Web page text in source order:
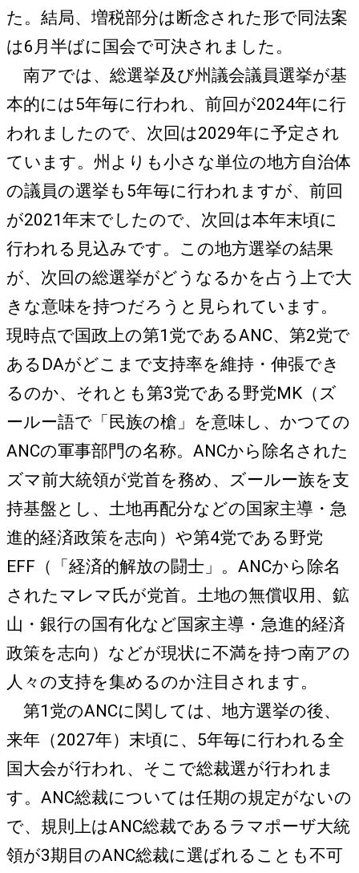
た。結局、増税部分は断念された形で同法案
は6月半ばに国会で可決されました。
南アでは、総選挙及び州議会議員選挙が基
本的には5年毎に行われ、前回が2024年に行
われましたので、次回は2029年に予定され
ています。州よりも小さな単位の地方自治体
の議員の選挙も5年毎に行われますが、前回
が2021年末でしたので、次回は本年末頃に
行われる見込みです。この地方選挙の結果
が、次回の総選挙がどうなるかを占う上で大
きな意味を持つだろうと見られています。
現時点で国政上の第1党であるANC、第2党で
あるDAがどこまで支持率を維持・伸張でき
るのか、それとも第3党である野党MK（ズ
ールー語で「民族の槍」を意味し、かつての
ANCの軍事部門の名称。ANCから除名された
ズマ前大統領が党首を務め、ズールー族を支
持基盤とし、土地再配分などの国家主導・急
進的経済政策を志向）や第4党である野党
EFF（「経済的解放の闘士」。ANCから除名
されたマレマ氏が党首。土地の無償収用、鉱
山・銀行の国有化など国家主導・急進的経済
政策を志向）などが現状に不満を持つ南アの
人々の支持を集めるのか注目されます。
第1党のANCに関しては、地方選挙の後、
来年（2027年）末頃に、5年毎に行われる全
国大会が行われ、そこで総裁選が行われま
す。ANC総裁については任期の規定がないの
で、規則上はANC総裁であるラマポーザ大統
領が3期目のANC総裁に選ばれることも不可